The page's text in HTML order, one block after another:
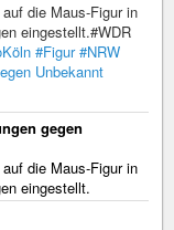
die Maus-Figur in
eingestellt.#WDR
#Figur #NRW
Unbekannt
gegen
die Maus-Figur in
eingestellt.